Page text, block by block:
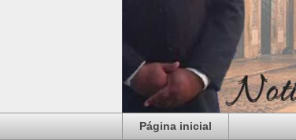
Página inicial